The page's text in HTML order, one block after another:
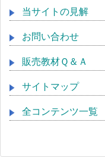
当サイトの見解
お問い合わせ
販売教材Ｑ＆Ａ
サイトマップ
全コンテンツ一覧